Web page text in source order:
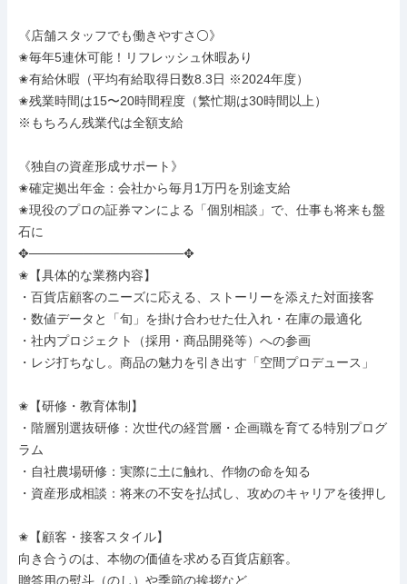
《店舗スタッフでも働きやすさ⚪》
✬毎年5連休可能！リフレッシュ休暇あり
✬有給休暇（平均有給取得日数8.3日 ※2024年度）
✬残業時間は15〜20時間程度（繁忙期は30時間以上）
※もちろん残業代は全額支給
《独自の資産形成サポート》
✬確定拠出年金：会社から毎月1万円を別途支給
✬現役のプロの証券マンによる「個別相談」で、仕事も将来も盤
石に
✥─────────────────✥
✬【具体的な業務内容】
・百貨店顧客のニーズに応える、ストーリーを添えた対面接客
・数値データと「旬」を掛け合わせた仕入れ・在庫の最適化
・社内プロジェクト（採用・商品開発等）への参画
・レジ打ちなし。商品の魅力を引き出す「空間プロデュース」
✬【研修・教育体制】
・階層別選抜研修：次世代の経営層・企画職を育てる特別プログ
ラム
・自社農場研修：実際に土に触れ、作物の命を知る
・資産形成相談：将来の不安を払拭し、攻めのキャリアを後押し
✬【顧客・接客スタイル】
向き合うのは、本物の価値を求める百貨店顧客。
贈答用の熨斗（のし）や季節の挨拶など、